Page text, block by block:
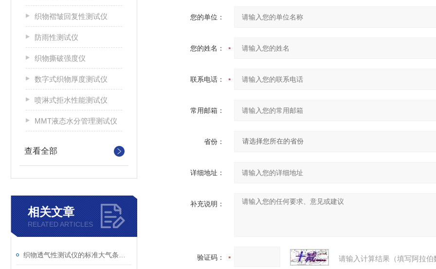
织物褶皱回复性测试仪
防雨性测试仪
织物撕破强度仪
数字式织物厚度测试仪
喷淋式拒水性能测试仪
MMT液态水分管理测试仪
查看全部
相关文章
RELATED ARTICLES
您的单位：
您的姓名：
联系电话：
常用邮箱：
省份：
详细地址：
补充说明：
验证码： 请输入计算结果（填写阿拉